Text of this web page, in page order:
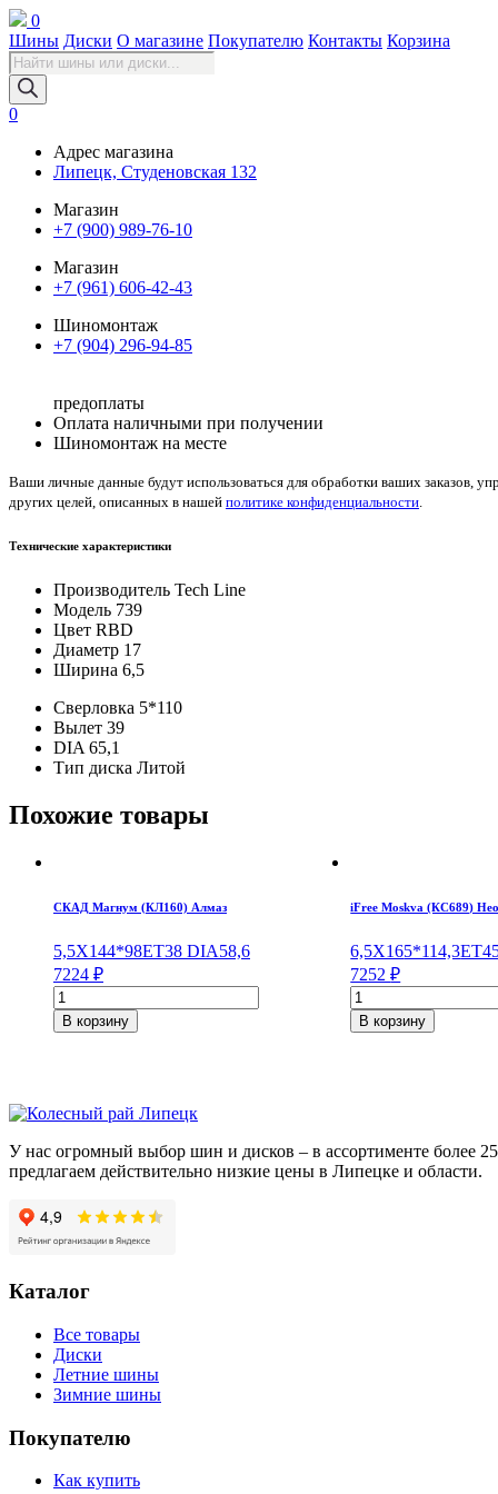
0
Шины Диски О магазине Покупателю Контакты Корзина
Поиск
товаров
0
Адрес магазина
Липецк, Студеновская 132
Магазин
+7 (900) 989-76-10
Магазин
+7 (961) 606-42-43
Шиномонтаж
+7 (904) 296-94-85
предоплаты
Оплата наличными при получении
Шиномонтаж на месте
Ваши личные данные будут использоваться для обработки ваших заказов,
других целей, описанных в нашей политике конфиденциальности.
Технические характеристики
Производитель Tech Line
Модель 739
Цвет RBD
Диаметр 17
Ширина 6,5
Сверловка 5*110
Вылет 39
DIA 65,1
Тип диска Литой
Похожие товары
СКАД Магнум (КЛ160) Алмаз
5,5X144*98ET38 DIA58,6
7224 ₽
Количество
товара
СКАД
5,5*14/4*98
DIA58,6
В корзину
iFree Moskva (КС689)
6,5X165*114,3
7252₽
Количество
товара
iFree
ET45
DIA67,1
В корзину
У нас огромный выбор шин и дисков – в ассортименте более
предлагаем действительно низкие цены в Липецке и области.
Каталог
Все товары
Диски
Летние шины
Зимние шины
Покупателю
Как купить